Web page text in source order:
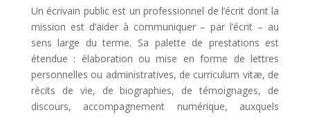
Un écrivain public est un professionnel de l’écrit dont la
mission est d’aider à communiquer – par l’écrit – au
sens large du terme. Sa palette de prestations est
étendue : élaboration ou mise en forme de lettres
personnelles ou administratives, de curriculum vitæ, de
récits de vie, de biographies, de témoignages, de
discours, accompagnement numérique, auxquels